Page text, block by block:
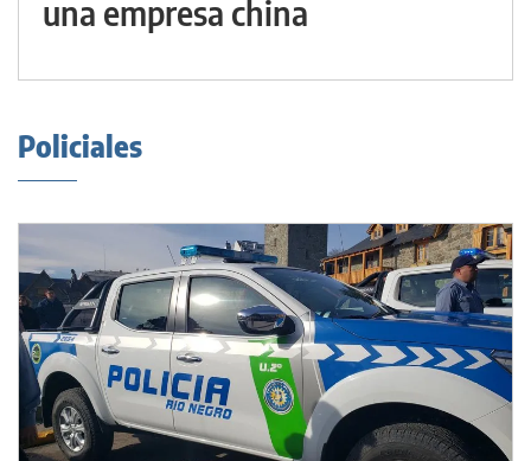
una empresa china
Policiales